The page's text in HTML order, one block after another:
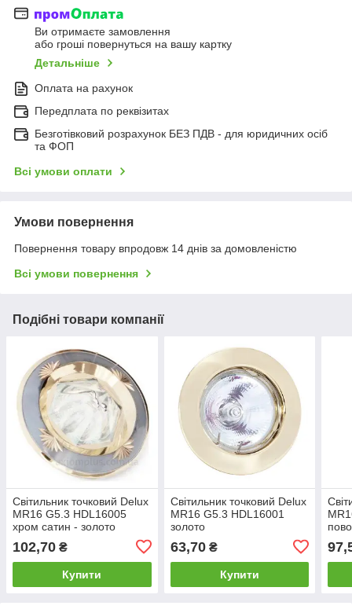
Ви отримаєте замовлення
або гроші повернуться на вашу картку
Детальніше
Оплата на рахунок
Передплата по реквізитах
Безготівковий розрахунок БЕЗ ПДВ - для юридичних осіб
та ФОП
Всі умови оплати
Умови повернення
Повернення товару впродовж 14 днів за домовленістю
Всі умови повернення
Подібні товари компанії
Світильник точковий Delux
MR16 G5.3 HDL16005
хром сатин - золото
102,70 ₴
Купити
Світильник точковий Delux
MR16 G5.3 HDL16001
золото
63,70₴
Купити